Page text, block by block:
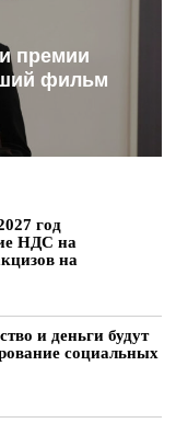
премии
фильм
год
НДС на
на
и деньги будут
социальных